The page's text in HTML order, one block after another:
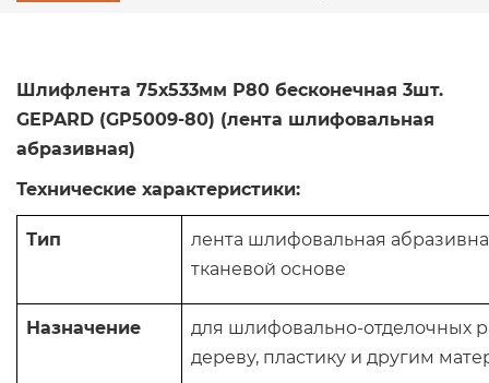
Шлифлента 75х533мм Р80 бесконечная 3шт.
GEPARD (GP5009-80) (лента шлифовальная
абразивная)
Технические характеристики:
Тип
лента шлифовальная
тканевой основе
Назначение
для шлифовально-отделочных
дереву, пластику и другим